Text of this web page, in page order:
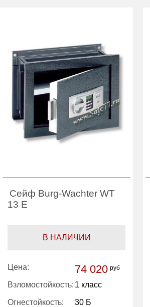
Сейф Burg-Wachter WT
13 E
В НАЛИЧИИ
Цена: 74 020 руб
Взломостойкость: 1 класс
Огнестойкость: 30 Б